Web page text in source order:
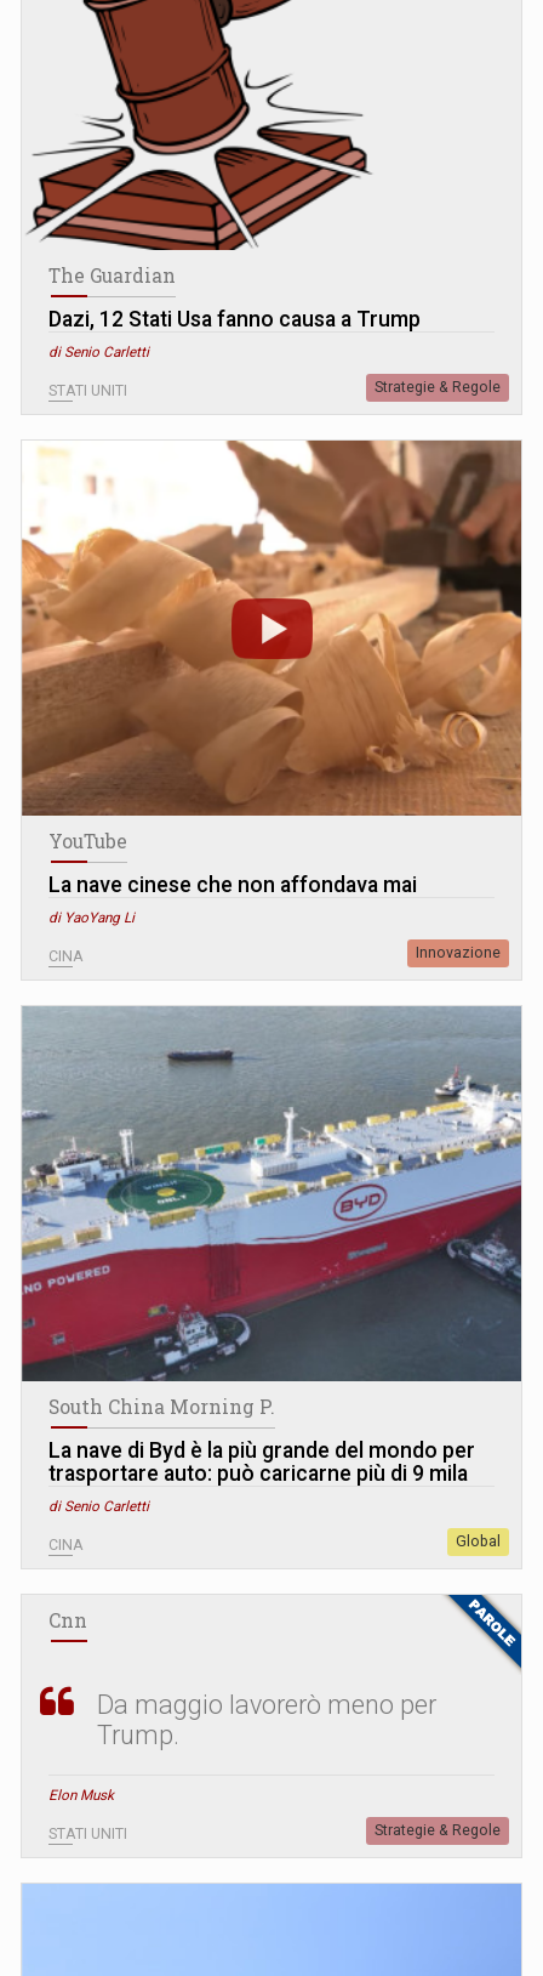
The Guardian
Dazi, 12 Stati Usa fanno causa a Trump
di Senio Carletti
STATI UNITI Strategie & Regole
YouTube
La nave cinese che non affondava mai
di YaoYang Li
CINA Innovazione
South China Morning P.
La nave di Byd è la più grande del mondo per
trasportare auto: può caricarne più di 9 mila
di Senio Carletti
CINA Global
Cnn
Da maggio lavorerò meno per
Trump.
Elon Musk
STATI UNITI Strategie & Regole